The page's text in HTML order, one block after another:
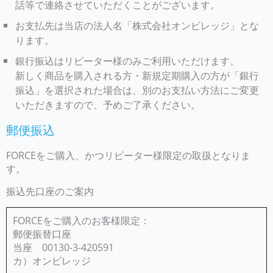
話等で連絡させていただくことがございます。
お支払先は当店の法人名「株式会社オンビレッジ」とな
ります。
銀行振込はリピーター様のみご利用いただけます。
新しく商品を購入される方・新規定期購入の方が「銀行
振込」を選択された場合は、別のお支払い方法にご変更
いただきますので、予めご了承ください。
郵便振込
FORCEをご購入、かつリピーター様限定の取扱となりま
す。
振込先口座のご案内
FORCEをご購入のお客様限定：
郵便振替口座
当座 00130-3-420591
カ）オンビレッジ